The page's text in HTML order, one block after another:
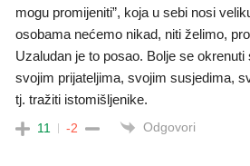
mogu promijeniti”, koja u sebi nosi
osobama nećemo nikad, niti želimo,
Uzaludan je to posao. Bolje se okrenuti
svojim prijateljima, svojim susjedima,
tj. tražiti istomišljenike.
11 -2 Odgovori